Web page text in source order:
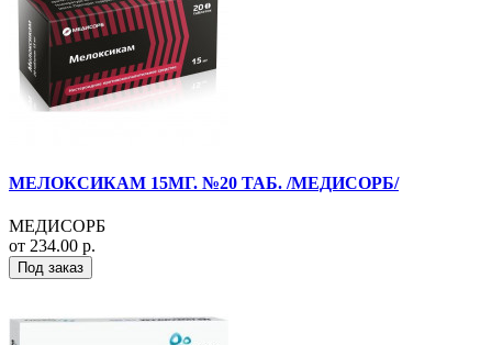
МЕЛОКСИКАМ 15МГ. №20 ТАБ. /МЕДИСОРБ/
МЕДИСОРБ
от 234.00 р.
Под заказ